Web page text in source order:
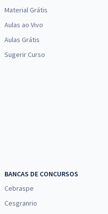
Material Grátis
Aulas ao Vivo
Aulas Grátis
Sugerir Curso
BANCAS DE CONCURSOS
Cebraspe
Cesgranrio